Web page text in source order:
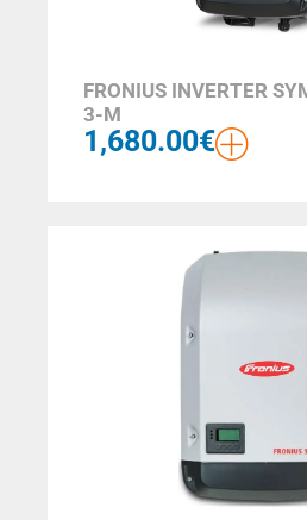
FRONIUS INVERTER
3-M
1,680.00€